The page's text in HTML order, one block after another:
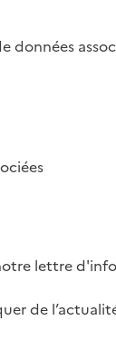
données
lettre
de